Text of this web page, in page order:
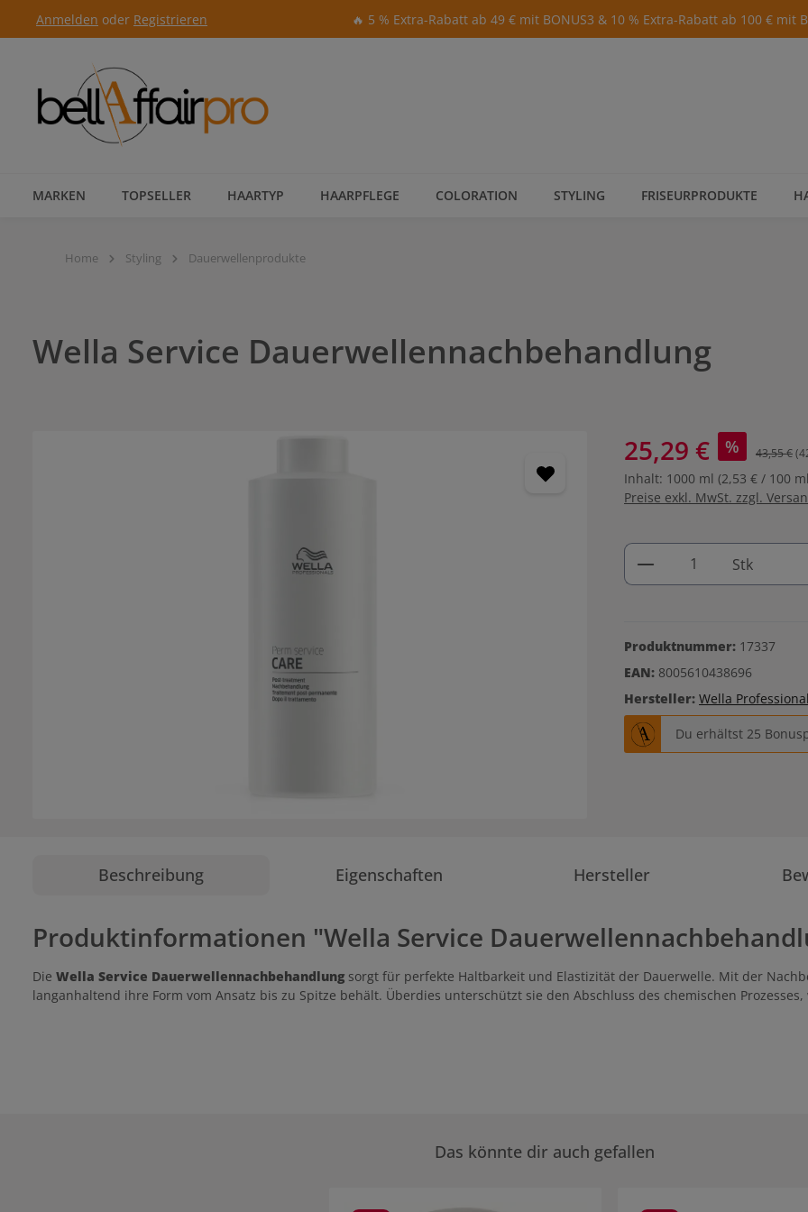
Hauptnavigation springen
Anmelden oder Registrieren 🔥 5 % Extra-Rabatt ab 49 € mit BONUS3 & 10 % Extra-Rabatt ab 100 € mit
MARKEN TOPSELLER HAARTYP HAARPFLEGE COLORATION STYLING FRISEURPRODUKTE
Home Styling Dauerwellenprodukte
Wella Service Dauerwellennachbehandlung
25,29 € % 43,55 €
Inhalt: 1000 ml (2,53 € / 100
Preise exkl. MwSt. zzgl.
Produkt Anzahl:
Stk
Produktnummer: 17337
EAN: 8005610438696
Hersteller: Wella
Du erhältst 25
Beschreibung Eigenschaften Hersteller
Produktinformationen "Wella Service
Die Wella Service Dauerwellennachbehandlung sorgt für perfekte Haltbarkeit und Elastizität der Dauerwelle. Mit der
langanhaltend ihre Form vom Ansatz bis zu Spitze behält. Überdies unterschützt sie den Abschluss des chemischen
Das könnte dir auch gefallen